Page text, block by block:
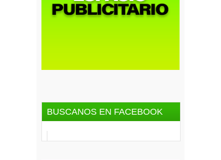
BUSCANOS EN FACEBOOK